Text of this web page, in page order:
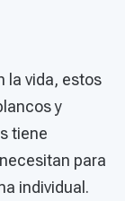
la vida, estos
y
tiene
para
individual.